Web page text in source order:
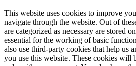
This website uses cookies to improve
navigate through the website. Out of
are categorized as necessary are stored
essential for the working of basic
also use third-party cookies that help us
you use this website. These cookies will